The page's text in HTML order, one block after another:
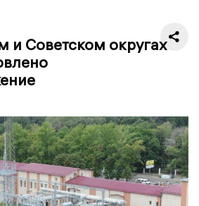
и Советском округах